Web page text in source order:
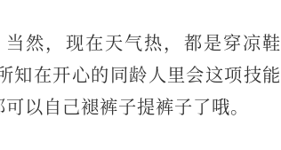
然，现在天气热，都是穿凉鞋
知在开心的同龄人里会这项技能
以自己褪裤子提裤子了哦。